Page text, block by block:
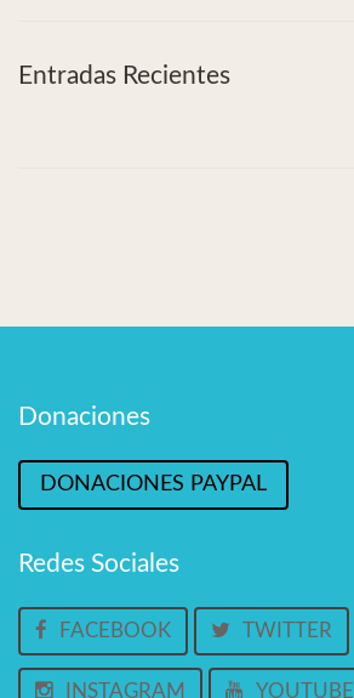
Entradas Recientes
Donaciones
DONACIONES PAYPAL
Redes Sociales
FACEBOOK TWITTER
INSTAGRAM YOUTUBE